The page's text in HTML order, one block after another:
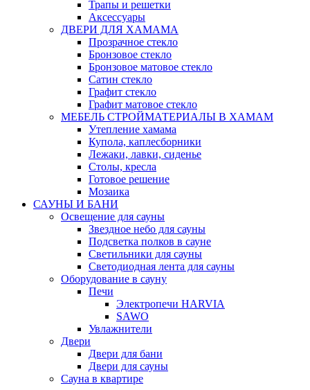
Трапы и решетки
Аксессуары
ДВЕРИ ДЛЯ ХАМАМА
Прозрачное стекло
Бронзовое стекло
Бронзовое матовое стекло
Сатин стекло
Графит стекло
Графит матовое стекло
МЕБЕЛЬ СТРОЙМАТЕРИАЛЫ В ХАМАМ
Утепление хамама
Купола, каплесборники
Лежаки, лавки, сиденье
Столы, кресла
Готовое решение
Мозаика
САУНЫ И БАНИ
Освещение для сауны
Звездное небо для сауны
Подсветка полков в сауне
Светильники для сауны
Светодиодная лента для сауны
Оборудование в сауну
Печи
Электропечи HARVIA
SAWO
Увлажнители
Двери
Двери для бани
Двери для сауны
Сауна в квартире